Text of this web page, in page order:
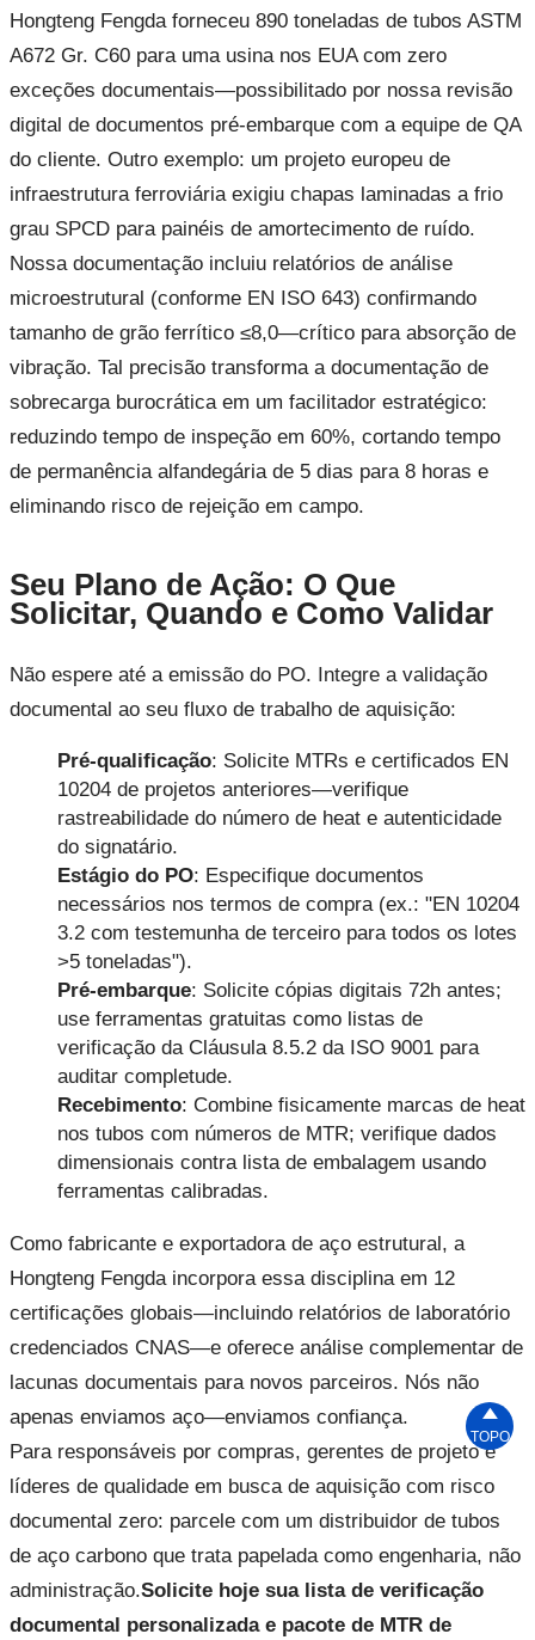
Hongteng Fengda forneceu 890 toneladas de tubos ASTM
A672 Gr. C60 para uma usina nos EUA com zero
exceções documentais—possibilitado por nossa revisão
digital de documentos pré-embarque com a equipe de QA
do cliente. Outro exemplo: um projeto europeu de
infraestrutura ferroviária exigiu chapas laminadas a frio
grau SPCD para painéis de amortecimento de ruído.
Nossa documentação incluiu relatórios de análise
microestrutural (conforme EN ISO 643) confirmando
tamanho de grão ferrítico ≤8,0—crítico para absorção de
vibração. Tal precisão transforma a documentação de
sobrecarga burocrática em um facilitador estratégico:
reduzindo tempo de inspeção em 60%, cortando tempo
de permanência alfandegária de 5 dias para 8 horas e
eliminando risco de rejeição em campo.
Seu Plano de Ação: O Que
Solicitar, Quando e Como Validar
Não espere até a emissão do PO. Integre a validação
documental ao seu fluxo de trabalho de aquisição:
Pré-qualificação: Solicite MTRs e certificados EN
10204 de projetos anteriores—verifique
rastreabilidade do número de heat e autenticidade
do signatário.
Estágio do PO: Especifique documentos
necessários nos termos de compra (ex.: "EN 10204
3.2 com testemunha de terceiro para todos os lotes
>5 toneladas").
Pré-embarque: Solicite cópias digitais 72h antes;
use ferramentas gratuitas como listas de
verificação da Cláusula 8.5.2 da ISO 9001 para
auditar completude.
Recebimento: Combine fisicamente marcas de heat
nos tubos com números de MTR; verifique dados
dimensionais contra lista de embalagem usando
ferramentas calibradas.
Como fabricante e exportadora de aço estrutural, a
Hongteng Fengda incorpora essa disciplina em 12
certificações globais—incluindo relatórios de laboratório
credenciados CNAS—e oferece análise complementar de
lacunas documentais para novos parceiros. Nós não
apenas enviamos aço—enviamos confiança.
Para responsáveis por compras, gerentes de projeto e
líderes de qualidade em busca de aquisição com risco
documental zero: parcele com um distribuidor de tubos
de aço carbono que trata papelada como engenharia, não
administração.Solicite hoje sua lista de verificação
documental personalizada e pacote de MTR de

TOPO